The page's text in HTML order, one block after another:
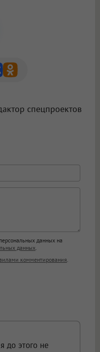
спецпроектов
<s>, <big>,
<ul>, <ol>, <li>,
HTML,
будет
данных на
данных
комментирования
до этого не